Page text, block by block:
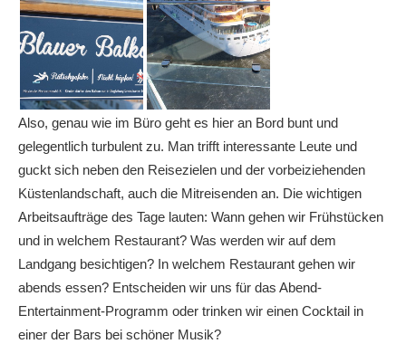
Also, genau wie im Büro geht es hier an Bord bunt und
gelegentlich turbulent zu. Man trifft interessante Leute und
guckt sich neben den Reisezielen und der vorbeiziehenden
Küstenlandschaft, auch die Mitreisenden an. Die wichtigen
Arbeitsaufträge des Tage lauten: Wann gehen wir Frühstücken
und in welchem Restaurant? Was werden wir auf dem
Landgang besichtigen? In welchem Restaurant gehen wir
abends essen? Entscheiden wir uns für das Abend-
Entertainment-Programm oder trinken wir einen Cocktail in
einer der Bars bei schöner Musik?